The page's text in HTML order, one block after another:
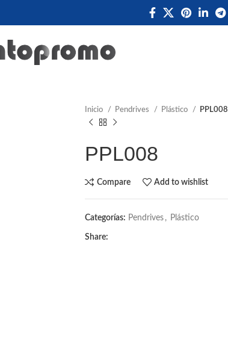
Inicio Pendrives Plástico PPL008
PPL008
Compare Add to wishlist
Categorías: Pendrives , Plástico
Share: